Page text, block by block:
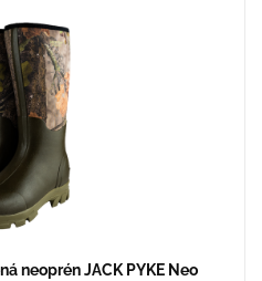
neoprén JACK PYKE Neo